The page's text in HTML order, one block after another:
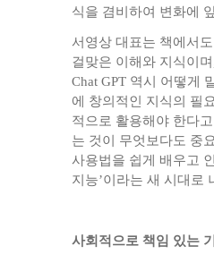
식을 겸비하여 변화에
서영상 대표는 책에서
걸맞은 이해와 지식이
Chat GPT 역시 어떻게
에 창의적인 지식의 필
적으로 활용해야 한다
는 것이 무엇보다도 중
사용법을 쉽게 배우고
지능’이라는 새 시대로
사회적으로 책임 있는